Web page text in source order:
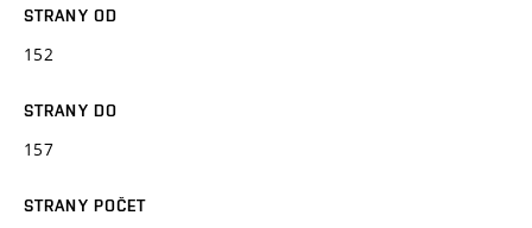
STRANY OD
152
STRANY DO
157
STRANY POČET